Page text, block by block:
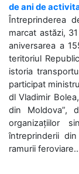
de ani de
Întreprinderea
marcat astăzi,
aniversarea a
teritoriul
istoria
participat
dl Vladimir
din Moldova”,
organizațiilor
întreprinderii
ramurii